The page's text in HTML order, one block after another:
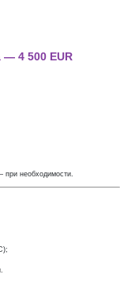
— 4 500 EUR
при необходимости.